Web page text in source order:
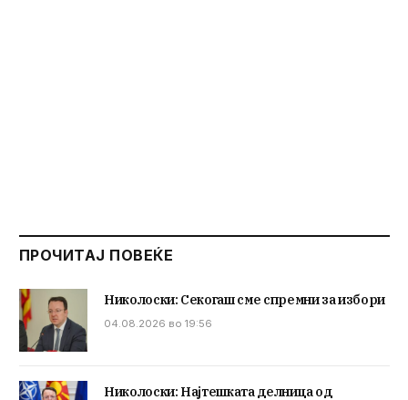
ПРОЧИТАЈ ПОВЕЌЕ
Николоски: Секогаш сме спремни за избори
04.08.2026 во 19:56
Николоски: Најтешката делница од